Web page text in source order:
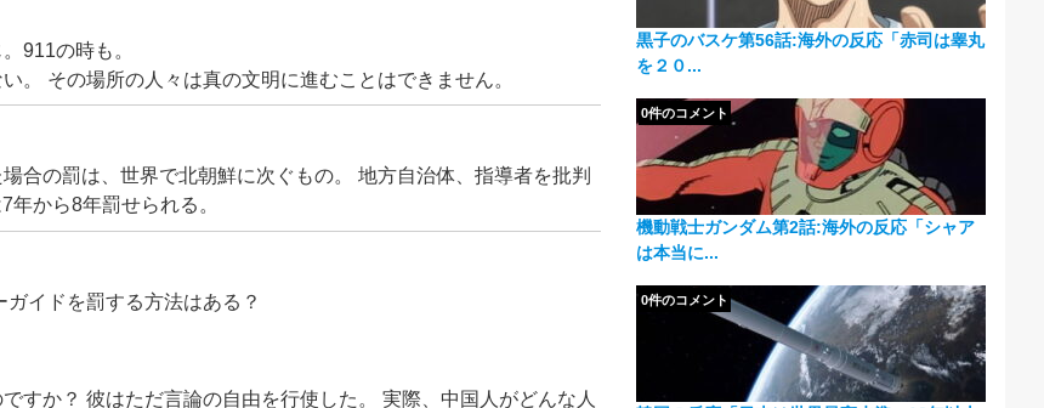
911の時も。
。 その場所の人々は真の文明に進むことはできません。
合の罰は、世界で北朝鮮に次ぐもの。 地方自治体、指導者を批判
年から8年罰せられる。
イドを罰する方法はある？
すか？ 彼はただ言論の自由を行使した。 実際、中国人がどんな人
黒子のバスケ第56話:海外の反応「赤司は睾丸
を２０...
機動戦士ガンダム第2話:海外の反応「シャア
は本当に...
0件のコメント
0件のコメント